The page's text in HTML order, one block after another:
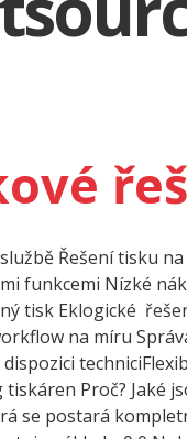
Řešení tisku
funkcemi Nízké
tisk Eklogické
na míru
Proč? Jaké
se postará